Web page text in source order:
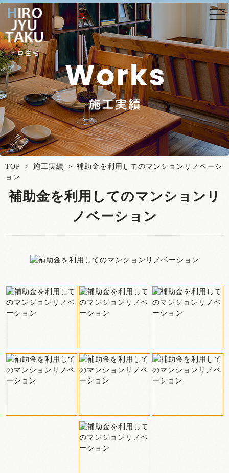
TOP > 施工実績 > 補助金を利用してのマンションリノベーシ
ョン
補助金を利用してのマンションリ
ノベーション